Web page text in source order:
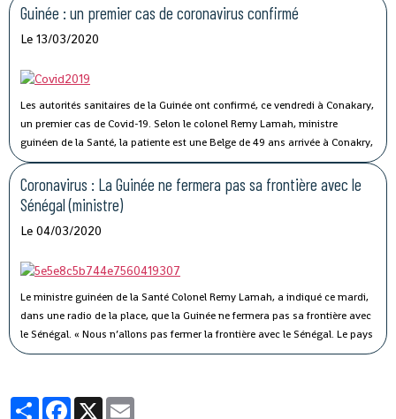
commercialisation de l’anacarde n’a pas connu son affluence habituelle à
cause de la crise sanitaire qui secoue le monde.
Guinée : un premier cas de coronavirus confirmé
Le 13/03/2020
Les autorités sanitaires de la Guinée ont confirmé, ce vendredi à Conakary,
un premier cas de Covid-19. Selon le colonel Remy Lamah, ministre
guinéen de la Santé, la patiente est une Belge de 49 ans arrivée à Conakry,
il y a une semaine. « Elle a été conduite et isolée au Centre de traitement de
Nongo », a-t-il indiqué.
Coronavirus : La Guinée ne fermera pas sa frontière avec le
Sénégal (ministre)
Le 04/03/2020
Le ministre guinéen de la Santé Colonel Remy Lamah, a indiqué ce mardi,
dans une radio de la place, que la Guinée ne fermera pas sa frontière avec
le Sénégal. « Nous n’allons pas fermer la frontière avec le Sénégal. Le pays
est signataire du règlement sanitaire international. Ce n’est pas parce que
prises pour éviter ce virus en Guinée.
PartagerFacebook
X